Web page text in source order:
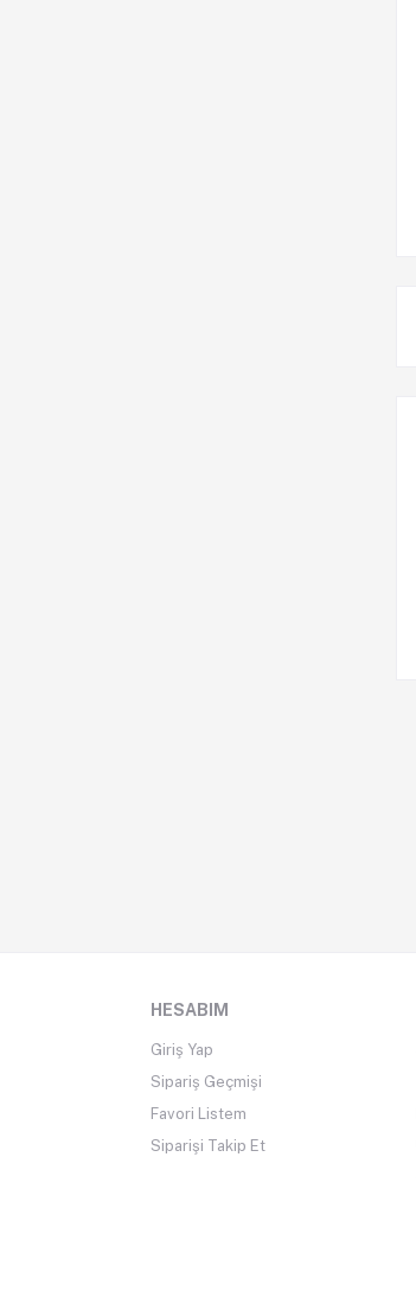
HESABIM
Giriş Yap
Sipariş Geçmişi
Favori Listem
Siparişi Takip Et